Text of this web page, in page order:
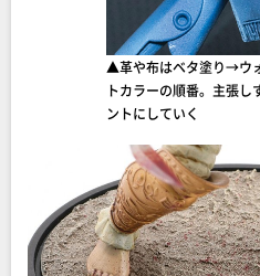
▲革や布はベタ塗り→ウ
トカラーの順番。主張し
ントにしていく